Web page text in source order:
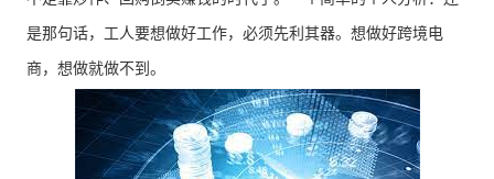
是那句话，工人要想做好工作，必须先利其器。想做好跨境电
商，想做就做不到。